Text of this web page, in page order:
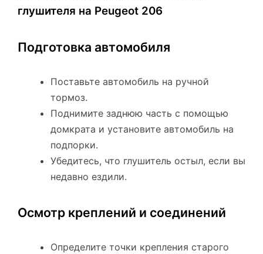
глушителя на Peugeot 206
Подготовка автомобиля
Поставьте автомобиль на ручной
тормоз.
Поднимите заднюю часть с помощью
домкрата и установите автомобиль на
подпорки.
Убедитесь, что глушитель остыл, если вы
недавно ездили.
Осмотр креплений и соединений
Определите точки крепления старого